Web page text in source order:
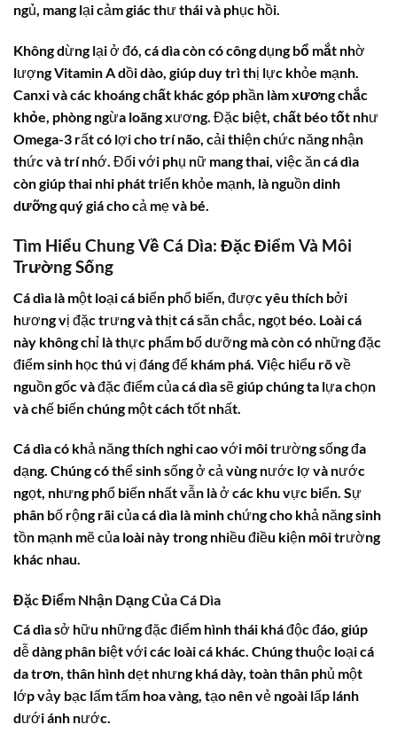
ngủ, mang lại cảm giác thư thái và phục hồi.
Không dừng lại ở đó, cá dìacòn có công dụngbổ mắt nhờ
lượngVitamin Adồi dào, giúp duy trì thị lực khỏe mạnh.
Canxivà các khoáng chất khác góp phần làmxương chắc
khỏe, phòng ngừa loãng xương. Đặc biệt, chất béo tốt như
Omega-3 rất có lợi chotrí não, cải thiện chức năng nhận
thức và trí nhớ. Đối với phụ nữ mang thai, việc ăncá dìa
còn giúp thai nhi phát triển khỏe mạnh, là nguồndinh
dưỡngquý giá cho cả mẹ và bé.
Tìm Hiểu Chung Về Cá Dìa: Đặc Điểm Và Môi
Trường Sống
Cá dìa là một loại cá biển phổ biến, được yêu thích bởi
hương vị đặc trưng và thịt cá săn chắc, ngọt béo. Loài cá
này không chỉ là thực phẩm bổ dưỡng mà còn có những đặc
điểm sinh học thú vị đáng để khám phá. Việc hiểu rõ về
nguồn gốc và đặc điểm củacá dìasẽ giúp chúng ta lựa chọn
và chế biến chúng một cách tốt nhất.
Cá dìacó khả năng thích nghi cao với môi trường sống đa
dạng. Chúng có thể sinh sống ở cả vùng nước lợ và nước
ngọt, nhưng phổ biến nhất vẫn là ở các khu vực biển. Sự
phân bố rộng rãi củacá dìa là minh chứng cho khả năng sinh
tồn mạnh mẽ của loài này trong nhiều điều kiện môi trường
khác nhau.
Đặc Điểm Nhận Dạng Của Cá Dìa
Cá dìasở hữu những đặc điểm hình thái khá độc đáo, giúp
dễ dàng phân biệt với các loài cá khác. Chúng thuộc loạicá
da trơn, thân hình dẹt nhưng khá dày, toàn thân phủ một
lớp vảy bạc lấm tấm hoa vàng, tạo nên vẻ ngoài lấp lánh
dưới ánh nước.